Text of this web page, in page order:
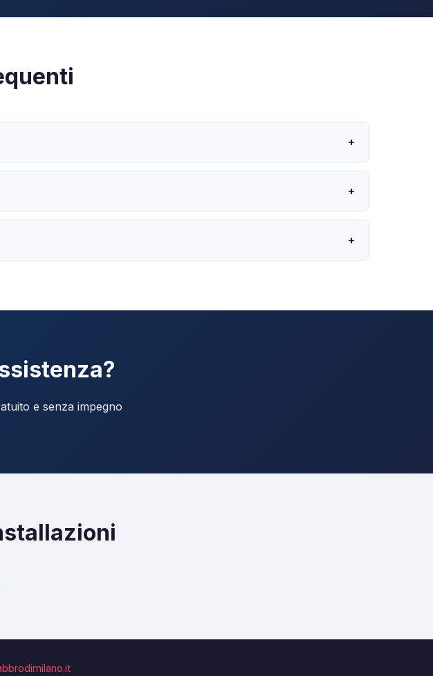
+
+
+
e senza impegno